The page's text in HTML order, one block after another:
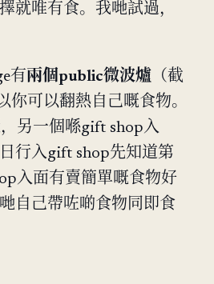
就唯有食。我哋試過，
有 兩個public微波爐 （截
你可以翻熱自己嘅食物。
另一個喺gift shop入
行入gift shop先知道第
入面有賣簡單嘅食物好
自己帶咗啲食物同即食